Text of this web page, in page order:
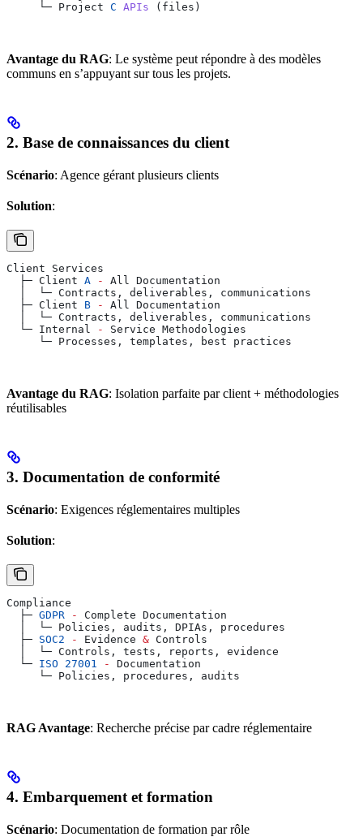
     └─
Project C APIs ( files )
Avantage du RAG: Le système peut répondre à des modèles
communs en s’appuyant sur tous les projets.
2. Base de connaissances du client
Scénario: Agence gérant plusieurs clients
Solution:
Client Services
  ├─
Client A - All
Documentation
  │  └─
Contracts , deliverables , communications
  ├─
Client B - All
Documentation
  │  └─
Contracts , deliverables , communications
  └─
Internal - Service Methodologies
     └─
Processes , templates , best practices
Avantage du RAG: Isolation parfaite par client + méthodologies
réutilisables
3. Documentation de conformité
Scénario: Exigences réglementaires multiples
Solution:
Compliance
  ├─
GDPR - Complete Documentation
  │  └─
Policies , audits , DPIAs , procedures
  ├─
SOC2 - Evidence & Controls
  │  └─
Controls , tests , reports , evidence
  └─
ISO 27001 -
Documentation
     └─
Policies , procedures , audits
RAG Avantage: Recherche précise par cadre réglementaire
4. Embarquement et formation
Scénario: Documentation de formation par rôle